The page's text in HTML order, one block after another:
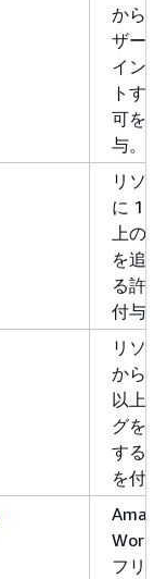
から
ザー
イン
トす
可を付
与。
リソ
に 1
上の
を追
る許
付与
リソ
から 1
以上
グを
する
を付与
フリ